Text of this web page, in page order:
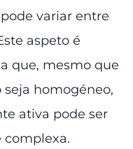
variar entre
aspeto é
que, mesmo que
homogéneo,
ativa pode ser